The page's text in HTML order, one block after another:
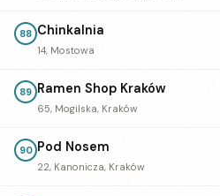
88 Chinkalnia
14, Mostowa
89 Ramen Shop Kraków
65, Mogilska, Kraków
90 Pod Nosem
22, Kanonicza, Kraków